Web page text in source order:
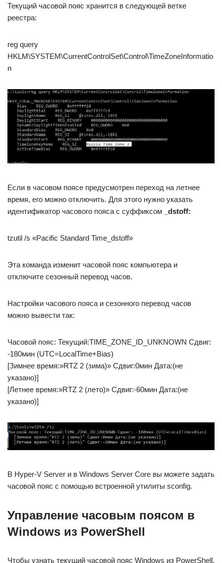
Текущий часовой пояс хранится в следующей ветке
реестра:
reg query
HKLM\SYSTEM\CurrentControlSet\Control\TimeZoneInformatio
n
Если в часовом поясе предусмотрен переход на летнее
время, его можно отключить. Для этого нужно указать
идентификатор часового пояса с суффиксом
_dstoff:
tzutil /s «Pacific Standard Time_dstoff»
Эта команда изменит часовой пояс компьютера и
отключите сезонный перевод часов.
Настройки часового пояса и сезонного перевод часов
можно вывести так:
Часовой пояс: Текущий:TIME_ZONE_ID_UNKNOWN Сдвиг:
-180мин (UTC=LocalTime+Bias)
[Зимнее время:»RTZ 2 (зима)» Сдвиг:0мин Дата:(не
указано)]
[Летнее время:»RTZ 2 (лето)» Сдвиг:-60мин Дата:(не
указано)]
В Hyper-V Server и в Windows Server Core вы можете задать
часовой пояс с помощью встроенной утилиты sconfig.
Управление часовым поясом в
Windows из PowerShell
Чтобы узнать текущий часовой пояс Windows из PowerShell,